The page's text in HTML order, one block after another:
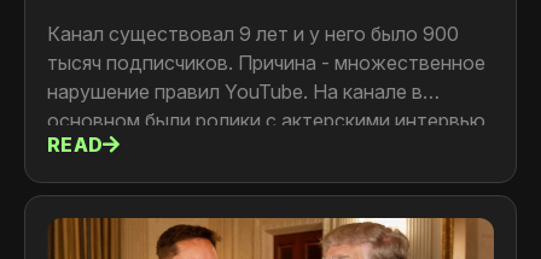
Канал существовал 9 лет и у него было 900
тысяч подписчиков. Причина - множественное
нарушение правил YouTube. На канале в
основном были ролики с актерскими интервью
и советы для самостоятельных и начинающих
моделей,
READ